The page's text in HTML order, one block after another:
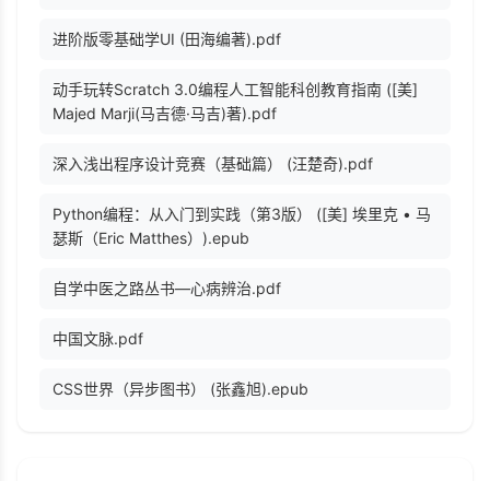
进阶版零基础学UI (田海编著).pdf
动手玩转Scratch 3.0编程人工智能科创教育指南 ([美]
Majed Marji(马吉德·马吉)著).pdf
深入浅出程序设计竞赛（基础篇） (汪楚奇).pdf
Python编程：从入门到实践（第3版） ([美] 埃里克 • 马
瑟斯（Eric Matthes）).epub
自学中医之路丛书—心病辨治.pdf
中国文脉.pdf
CSS世界（异步图书） (张鑫旭).epub